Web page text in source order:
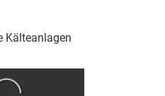
Kälteanlagen